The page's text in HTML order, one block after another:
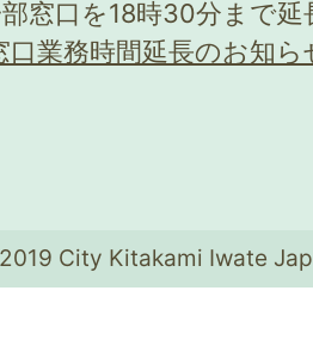
窓口を18時30分まで
口業務時間延長のお知ら
City Kitakami Iwate